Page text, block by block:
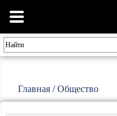
Главная /Общество